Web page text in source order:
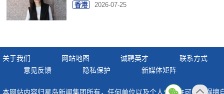
香港 2026-07-25
关于我们 网站地图 诚聘英才
联系方式
意见反馈
隐私保护 新媒体矩阵
本网站内容归星岛新闻集团所有，任何单位以及个人未经许可，不得擅